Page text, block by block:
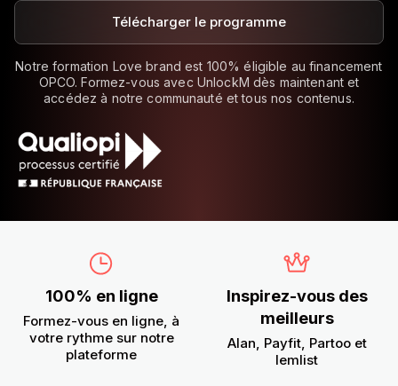
Télécharger le programme
Notre formation Love brand est 100% éligible au financement
OPCO. Formez-vous avec UnlockM dès maintenant et
accédez à notre communauté et tous nos contenus.
100% en ligne
Formez-vous en ligne, à
votre rythme sur notre
plateforme
Inspirez-vous des
meilleurs
Alan, Payfit, Partoo et
lemlist